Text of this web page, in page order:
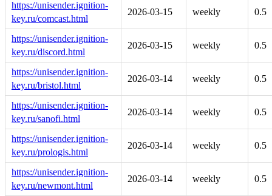
https://unisender.ignition-
key.ru/comcast.html
2026-03-15 weekly 0.5
https://unisender.ignition-
key.ru/discord.html
2026-03-15 weekly 0.5
https://unisender.ignition-
key.ru/bristol.html
2026-03-14 weekly 0.5
https://unisender.ignition-
key.ru/sanofi.html
2026-03-14 weekly 0.5
https://unisender.ignition-
key.ru/prologis.html
2026-03-14 weekly 0.5
https://unisender.ignition-
key.ru/newmont.html
2026-03-14 weekly 0.5